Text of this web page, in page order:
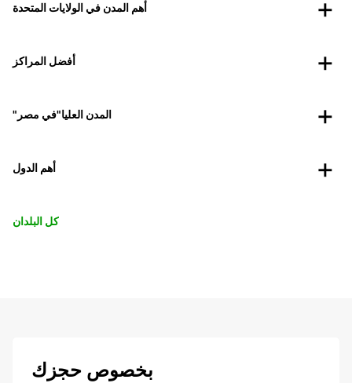
أهم المدن في الولايات المتحدة
أفضل المراكز
"المدن العليا"في مصر
أهم الدول
كل البلدان
بخصوص حجزك